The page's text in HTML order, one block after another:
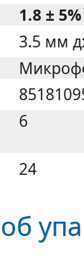
1.8 ± 5%
3.5 мм
6
24